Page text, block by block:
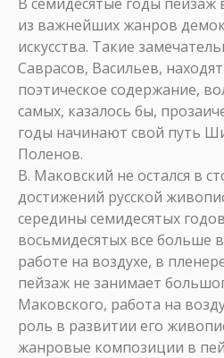
из важнейших жанров
искусства. Такие
Саврасов, Васильев,
поэтическое содержание,
самых, казалось бы,
годы начинают свой путь
Поленов.
В. Маковский не остался в
достижений русской
середины семидесятых
восьмидесятых все больше
работе на воздухе, в
пейзаж не занимает
Маковского, работа на
роль в развитии его
жанровые композиции в